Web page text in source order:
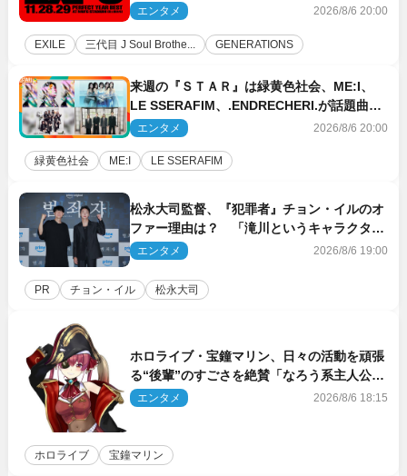
エンタメ 2026/8/6 20:00
EXILE 三代目 J Soul Brothe... GENERATIONS
来週の『ＳＴＡＲ』は緑黄色社会、ME:I、
LE SSERAFIM、.ENDRECHERI.が話題曲を
パフォーマンス！
エンタメ 2026/8/6 20:00
緑黄色社会 ME:I LE SSERAFIM
松永大司監督、『犯罪者』チョン・イルのオ
ファー理由は？ 「滝川というキャラクター
に出会えたことは本当に運が良かった」
エンタメ 2026/8/6 19:00
PR チョン・イル 松永大司
ホロライブ・宝鐘マリン、日々の活動を頑張
る“後輩”のすごさを絶賛「なろう系主人公ま
である」
エンタメ 2026/8/6 18:15
ホロライブ 宝鐘マリン